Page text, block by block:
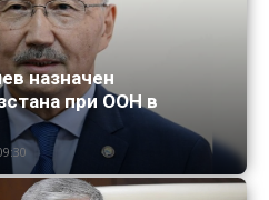
назначен
при ООН в